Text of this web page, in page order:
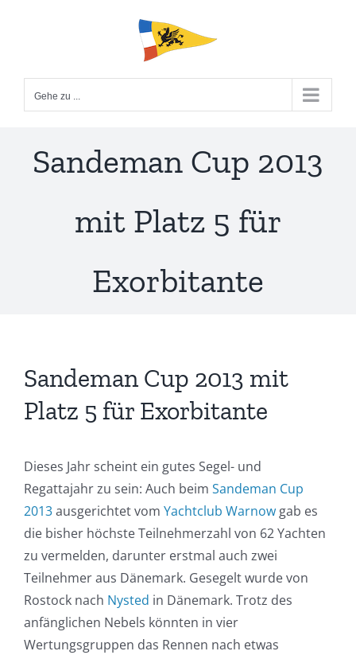
Gehe zu ...
Sandeman Cup 2013
mit Platz 5 für
Exorbitante
Sandeman Cup 2013 mit
Platz 5 für Exorbitante
Dieses Jahr scheint ein gutes Segel- und
Regattajahr zu sein: Auch beim Sandeman Cup
2013ausgerichtet vom Yachtclub Warnow gab es
die bisher höchste Teilnehmerzahl von 62 Yachten
zu vermelden, darunter erstmal auch zwei
Teilnehmer aus Dänemark. Gesegelt wurde von
Rostock nach Nysted in Dänemark. Trotz des
anfänglichen Nebels könnten in vier
Wertungsgruppen das Rennen nach etwas